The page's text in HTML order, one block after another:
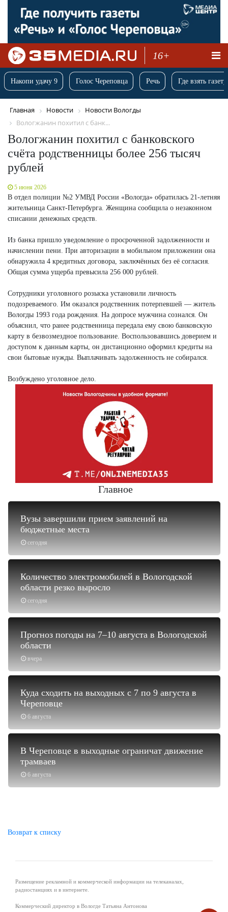
16+
Накопи удачу 9 Голос Череповца Речь Где взять
Главная Новости
Новости Вологды
Вологжанин похитил с банк...
Вологжанин похитил с банковского
счёта родственницы более 256 тысяч
рублей
5 июня 2026
В отдел полиции №2 УМВД России «Вологда» обратилась 21-летняя
жительница Санкт-Петербурга. Женщина сообщила о незаконном
списании денежных средств.
Из банка пришло уведомление о просроченной задолженности и
начислении пени. При авторизации в мобильном приложении она
обнаружила 4 кредитных договора, заключённых без её согласия.
Общая сумма ущерба превысила 256 000 рублей.
Сотрудники уголовного розыска установили личность
подозреваемого. Им оказался родственник потерпевшей — житель
Вологды 1993 года рождения. На допросе мужчина сознался. Он
объяснил, что ранее родственница передала ему свою банковскую
карту в безвозмездное пользование. Воспользовавшись доверием и
доступом к данным карты, он дистанционно оформил кредиты на
свои бытовые нужды. Выплачивать задолженность не собирался.
Возбуждено уголовное дело.
Главное
сегодня
Вузы завершили прием заявлений на
бюджетные места
сегодня
Количество электромобилей в Вологодской
области резко выросло
вчера
Прогноз погоды на 7–10 августа в Вологодской
области
6 августа
Куда сходить на выходных с 7 по 9 августа в
Череповце
6 августа
В Череповце в выходные ограничат движение
трамваев
Возврат к списку
Размещение рекламной и коммерческой информации на телеканалах,
радиостанциях и в интернете.
Коммерческий директор в Вологде Татьяна Антонова